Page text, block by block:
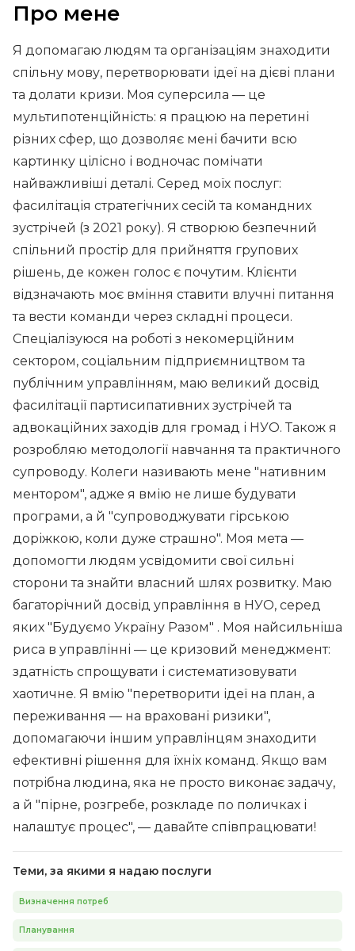
Про мене
Я допомагаю людям та організаціям знаходити
спільну мову, перетворювати ідеї на дієві плани
та долати кризи. Моя суперсила — це
мультипотенційність: я працюю на перетині
різних сфер, що дозволяє мені бачити всю
картинку цілісно і водночас помічати
найважливіші деталі. Серед моїх послуг:
фасилітація стратегічних сесій та командних
зустрічей (з 2021 року). Я створюю безпечний
спільний простір для прийняття групових
рішень, де кожен голос є почутим. Клієнти
відзначають моє вміння ставити влучні питання
та вести команди через складні процеси.
Спеціалізуюся на роботі з некомерційним
сектором, соціальним підприємництвом та
публічним управлінням, маю великий досвід
фасилітації партисипативних зустрічей та
адвокаційних заходів для громад і НУО. Також я
розробляю методології навчання та практичного
супроводу. Колеги називають мене "нативним
ментором", адже я вмію не лише будувати
програми, а й "супроводжувати гірською
доріжкою, коли дуже страшно". Моя мета —
допомогти людям усвідомити свої сильні
сторони та знайти власний шлях розвитку. Маю
багаторічний досвід управління в НУО, серед
яких "Будуємо Україну Разом" . Моя найсильніша
риса в управлінні — це кризовий менеджмент:
здатність спрощувати і систематизовувати
хаотичне. Я вмію "перетворити ідеї на план, а
переживання — на враховані ризики",
допомагаючи іншим управлінцям знаходити
ефективні рішення для їхніх команд. Якщо вам
потрібна людина, яка не просто виконає задачу,
а й "пірне, розгребе, розкладе по поличках і
налаштує процес", — давайте співпрацювати!
Теми, за якими я надаю послуги
Визначення потреб
Планування